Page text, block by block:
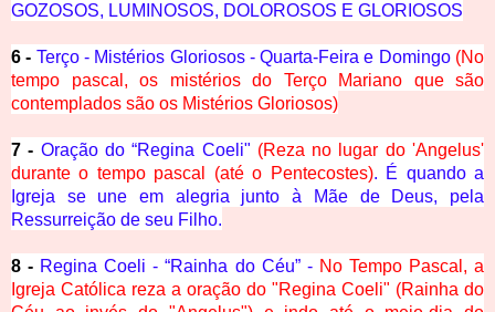
GOZOSOS, LUMINOSOS, DOLOROSOS E GLORIOSOS
6 - Terço - Mistérios Gloriosos - Quarta-Feira e Domingo (No
tempo pascal, os mistérios do Terço Mariano que são
contemplados são os Mistérios Gloriosos)
7 - Oração do “Regina Coeli" (Reza no lugar do 'Angelus'
durante o tempo pascal (até o Pentecostes). É quando a
Igreja se une em alegria junto à Mãe de Deus, pela
Ressurreição de seu Filho.
8 - Regina Coeli - “Rainha do Céu” - No Tempo Pascal, a
Igreja Católica reza a oração do "Regina Coeli" (Rainha do